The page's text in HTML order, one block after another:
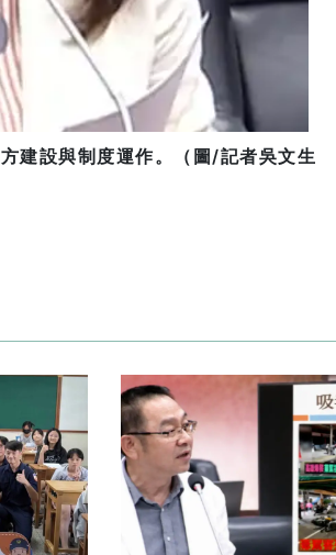
建設與制度運作。（圖/記者吳文生